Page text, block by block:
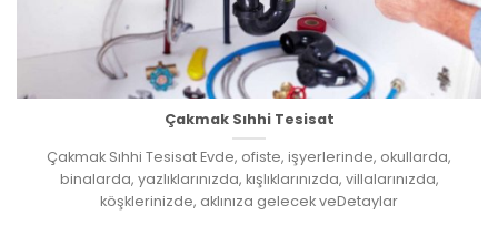
Çakmak Sıhhi Tesisat
Çakmak Sıhhi Tesisat Evde, ofiste, işyerlerinde, okullarda,
binalarda, yazlıklarınızda, kışlıklarınızda, villalarınızda,
köşklerinizde, aklınıza gelecek veDetaylar